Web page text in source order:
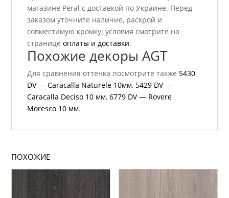
магазине Peral с доставкой по Украине. Перед
заказом уточните наличие, раскрой и
совместимую кромку; условия смотрите на
страницеоплаты и доставки.
Похожие декоры AGT
Для сравнения оттенка посмотрите также 5430
DV — Caracalla Naturele 10мм, 5429 DV —
Caracalla Deciso 10 мм,6779 DV — Rovere
Moresco 10 мм.
ПОХОЖИЕ